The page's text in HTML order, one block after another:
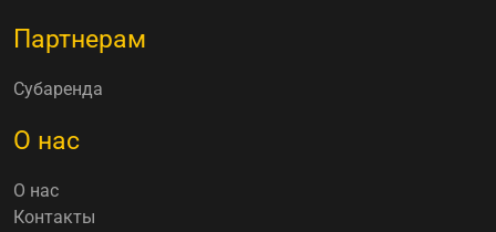
Партнерам
Субаренда
О нас
О нас
Контакты